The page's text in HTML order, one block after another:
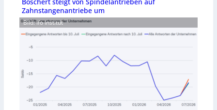
Zahnstangenantriebe um
Bild: Ifo Institut